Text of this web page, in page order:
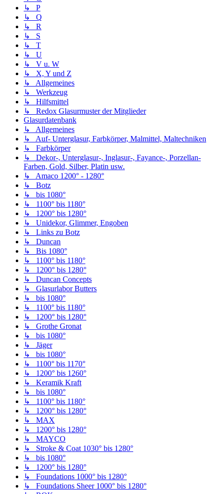
↳ P
↳ Q
↳ R
↳ S
↳ T
↳ U
↳ V u. W
↳ X, Y und Z
↳ Allgemeines
↳ Werkzeug
↳ Hilfsmittel
↳ Redox Glasurmuster der Mitglieder
Glasurdatenbank
↳ Allgemeines
↳ Auf- Unterglasur, Farbkörper, Malmittel, Maltechniken
↳ Farbkörper
↳ Dekor-, Unterglasur-, Inglasur-, Fayance-, Porzellan-
Farben, Gold, Silber, Platin usw.
↳ Amaco 1200° - 1280°
↳ Botz
↳ bis 1080°
↳ 1100° bis 1180°
↳ 1200° bis 1280°
↳ Unidekor, Glimmer, Engoben
↳ Links zu Botz
↳ Duncan
↳ Bis 1080°
↳ 1100° bis 1180°
↳ 1200° bis 1280°
↳ Duncan Concepts
↳ Glasurlabor Butters
↳ bis 1080°
↳ 1100° bis 1180°
↳ 1200° bis 1280°
↳ Grothe Gronat
↳ bis 1080°
↳ Jäger
↳ bis 1080°
↳ 1100° bis 1170°
↳ 1200° bis 1260°
↳ Keramik Kraft
↳ bis 1080°
↳ 1100° bis 1180°
↳ 1200° bis 1280°
↳ MAX
↳ 1200° bis 1280°
↳ MAYCO
↳ Stroke & Coat 1030° bis 1280°
↳ bis 1080°
↳ 1200° bis 1280°
↳ Foundations 1000° bis 1280°
↳ Foundations Sheer 1000° bis 1280°